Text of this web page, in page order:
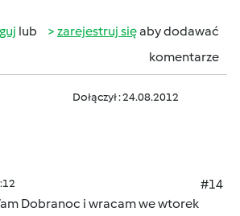
lub zarejestruj sięaby dodawać
komentarze
Dołączył : 24.08.2012
#14
Dobranoc i wracam we wtorek